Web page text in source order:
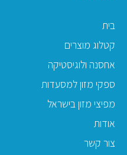
בית
קטלוג מוצרים
אחסנה ולוגיסטיקה
ספקי מזון למסעדות
מפיצי מזון בישראל
אודות
צור קשר